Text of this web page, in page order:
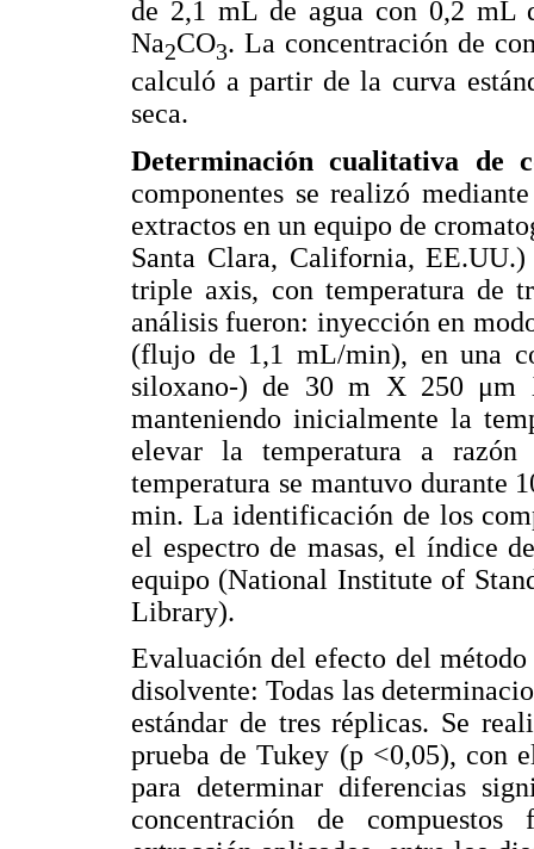
de 2,1 mL de agua con 0,2 mL
Na2CO3. La concentración de
calculó a partir de la curva
seca.
Determinación cualitativa de
componentes se realizó
extractos en un equipo de
Santa Clara, California,
triple axis, con temperatura de
análisis fueron: inyección en
(flujo de 1,1 mL/min), en una
siloxano-) de 30 m X 250 μm
manteniendo inicialmente la
elevar la temperatura a razón
temperatura se mantuvo durante
min. La identificación de los
el espectro de masas, el índice
equipo (National Institute of
Library).
Evaluación del efecto del
disolvente: Todas las
estándar de tres réplicas. Se
prueba de Tukey (p <0,05), con
para determinar diferencias
concentración de